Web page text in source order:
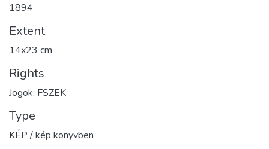
1894
Extent
14x23 cm
Rights
Jogok: FSZEK
Type
KÉP / kép könyvben